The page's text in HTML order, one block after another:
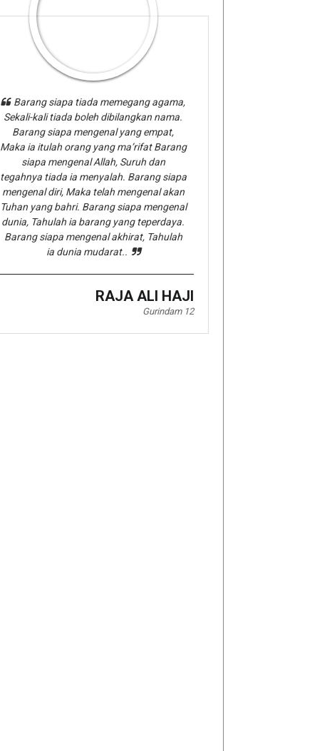
Barang siapa tiada memegang agama,
Sekali-kali tiada boleh dibilangkan nama.
Barang siapa mengenal yang empat,
Maka ia itulah orang yang ma’rifat Barang
siapa mengenal Allah, Suruh dan
tegahnya tiada ia menyalah. Barang siapa
mengenal diri, Maka telah mengenal akan
Tuhan yang bahri. Barang siapa mengenal
dunia, Tahulah ia barang yang teperdaya.
Barang siapa mengenal akhirat, Tahulah
ia dunia mudarat..
RAJA ALI HAJI
Gurindam 12